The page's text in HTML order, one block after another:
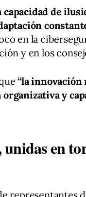
de
en la
y en los
“la innovación
y
en